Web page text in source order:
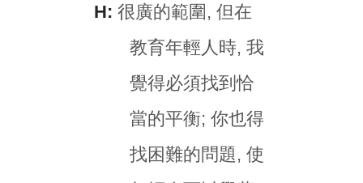
H: 很廣的範圍, 但在
教育年輕人時, 我
覺得必須找到恰
當的平衡; 你也得
找困難的問題, 使